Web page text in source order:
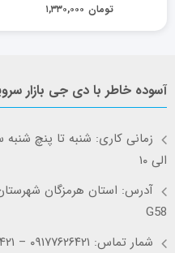
۱,۳۳۰,۰۰۰ تومان
آسوده خاطر با دی جی بازار
الی ۱۰
G58
شمار تماس: ۰۹۱۷۷۶۲۶۴۲۱ – ۰۹۳۵۷۶۲۶۴۲۱